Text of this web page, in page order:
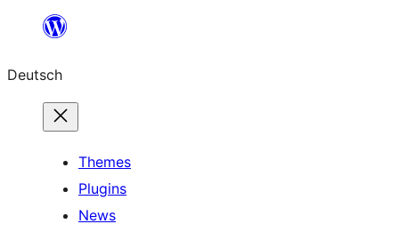
springen
Deutsch
Themes
Plugins
News